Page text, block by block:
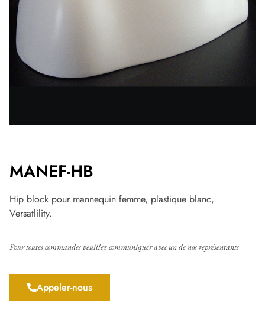
MANEF-HB
Hip block pour mannequin femme, plastique blanc,
Versatlility.
Pour toutes commandes veuillez communiquer avec un de nos représentants
Appeler-nous